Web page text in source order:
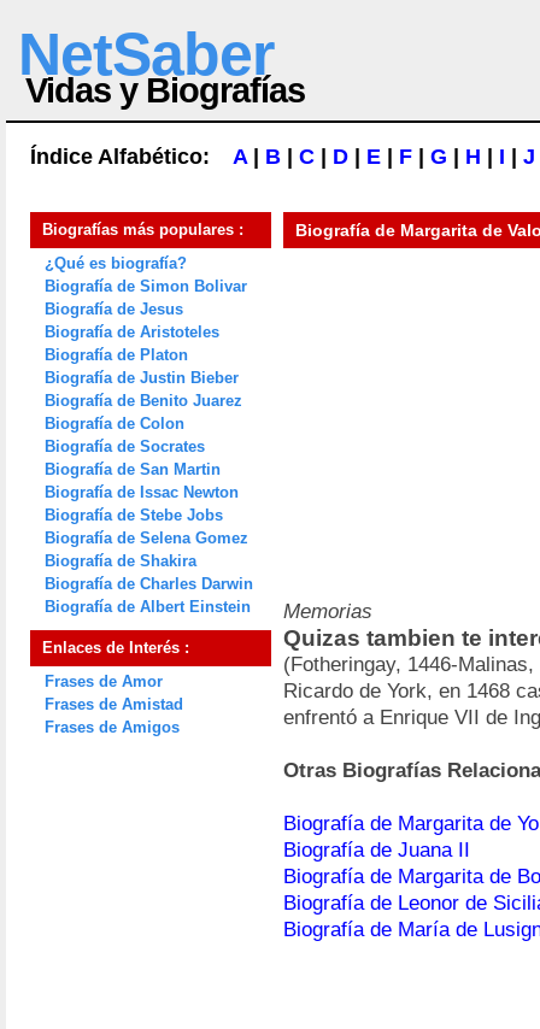
NetSaber
Vidas y Biografías
Índice Alfabético: A| B C D E F G H I J
Biografías más populares :
¿Qué es biografía?
Biografía de Simon Bolivar
Biografía de Jesus
Biografía de Aristoteles
Biografía de Platon
Biografía de Justin Bieber
Biografía de Benito Juarez
Biografía de Colon
Biografía de Socrates
Biografía de San Martin
Biografía de Issac Newton
Biografía de Stebe Jobs
Biografía de Selena Gomez
Biografía de Shakira
Biografía de Charles Darwin
Biografía de Albert Einstein
Enlaces de Interés :
Frases de Amor
Frases de Amistad
Frases de Amigos
Biografía de Margarita de
Memorias
Quizas tambien te
(Fotheringay, 1446-
Ricardo de York, en 1468
enfrentó a Enrique VII de
Otras Biografías
Biografía de Margarita de
Biografía de Juana II
Biografía de Margarita de
Biografía de Leonor de
Biografía de María de